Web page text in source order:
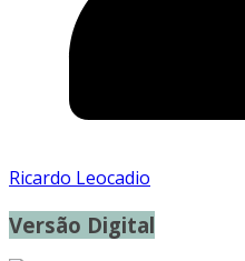
Ricardo Leocadio
Versão Digital